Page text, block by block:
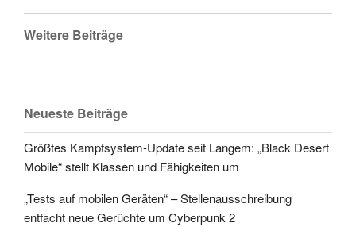
Weitere Beiträge
Neueste Beiträge
Größtes Kampfsystem-Update seit Langem: „Black Desert
Mobile“ stellt Klassen und Fähigkeiten um
„Tests auf mobilen Geräten“ – Stellenausschreibung
entfacht neue Gerüchte um Cyberpunk 2